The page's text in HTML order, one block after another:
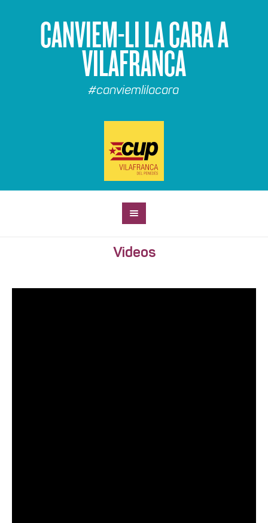
CANVIEM-LI LA CARA A
VILAFRANCA
#canviemlilacara
Videos